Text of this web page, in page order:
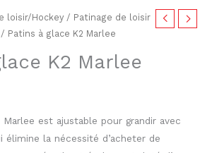
loisir/Hockey / Patinage de loisir
/ Patins à glace K2 Marlee
K2 Marlee
est ajustable pour grandir avec
la nécessité d’acheter de